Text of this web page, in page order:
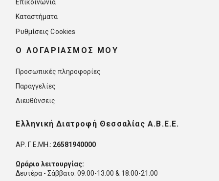
Επικοινωνία
Καταστήματα
Ρυθμίσεις Cookies
O ΛΟΓΑΡΙΑΣΜΟΣ ΜΟΥ
Προσωπικές πληροφορίες
Παραγγελίες
Διευθύνσεις
Ελληνική Διατροφή Θεσσαλίας Α.Β.Ε.Ε.
ΑΡ. Γ.Ε.ΜΗ.: 26581940000
Ωράριο λειτουργίας:
Δευτέρα - Σάββατο: 09:00-13:00 & 18:00-21:00